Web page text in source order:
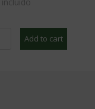
Add to cart